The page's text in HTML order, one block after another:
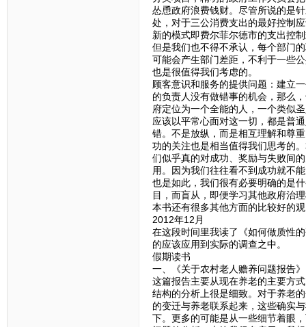
怂恿政府浪费钱财。尽管所说的是
处，对于三公消费支出的最好控制
新的模式即费尔菲尔德市的支出控
但是我们也不得不承认，每个部门
可能会产生部门差距，不利于一些
也是很值得我们考虑的。
顾客意识和服务的提供问题：建立
的负责人没有做错事的机会，那么
府定位为一个全能的人，一个类似
应该以平常心面对这一切，都是普
错。不是放纵，而是相互理解和尊
功的关注也是相当值得我们思考的
们似乎真的对成功、奖励与失败间
用。因为我们往往看不到成功就不
也是如此，我们很有必要明确的是
目，而盲从，即便学习其他政府治
本书还有很多其他方面的比较好的
2012年12月
在这段时间里我读了《如何做质性
的应该应用到实际的调查之中。
假期读书
一、《关于农村老人赡养问题报告》
这篇报告主要从现在养老的主要方
结构的分析上很是细致。对于养老
的变迁与养老联系起来，这些确实
下。更多的可能是从一些细节着眼